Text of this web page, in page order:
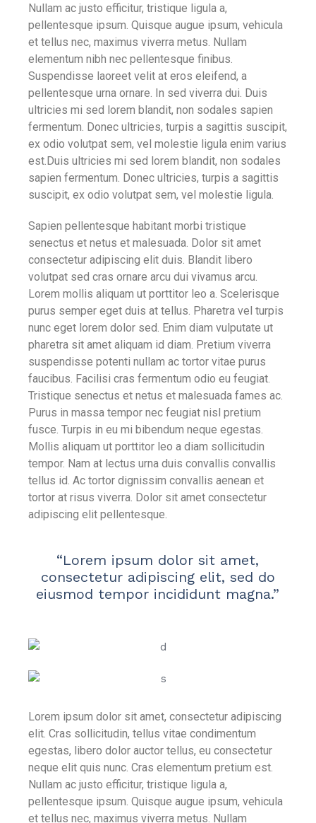
Nullam ac justo efficitur, tristique ligula a,
pellentesque ipsum. Quisque augue ipsum, vehicula
et tellus nec, maximus viverra metus. Nullam
elementum nibh nec pellentesque finibus.
Suspendisse laoreet velit at eros eleifend, a
pellentesque urna ornare. In sed viverra dui. Duis
ultricies mi sed lorem blandit, non sodales sapien
fermentum. Donec ultricies, turpis a sagittis suscipit,
ex odio volutpat sem, vel molestie ligula enim varius
est.Duis ultricies mi sed lorem blandit, non sodales
sapien fermentum. Donec ultricies, turpis a sagittis
suscipit, ex odio volutpat sem, vel molestie ligula.
Sapien pellentesque habitant morbi tristique
senectus et netus et malesuada. Dolor sit amet
consectetur adipiscing elit duis. Blandit libero
volutpat sed cras ornare arcu dui vivamus arcu.
Lorem mollis aliquam ut porttitor leo a. Scelerisque
purus semper eget duis at tellus. Pharetra vel turpis
nunc eget lorem dolor sed. Enim diam vulputate ut
pharetra sit amet aliquam id diam. Pretium viverra
suspendisse potenti nullam ac tortor vitae purus
faucibus. Facilisi cras fermentum odio eu feugiat.
Tristique senectus et netus et malesuada fames ac.
Purus in massa tempor nec feugiat nisl pretium
fusce. Turpis in eu mi bibendum neque egestas.
Mollis aliquam ut porttitor leo a diam sollicitudin
tempor. Nam at lectus urna duis convallis convallis
tellus id. Ac tortor dignissim convallis aenean et
tortor at risus viverra. Dolor sit amet consectetur
adipiscing elit pellentesque.
“Lorem ipsum dolor sit amet,
consectetur adipiscing elit, sed do
eiusmod tempor incididunt magna.”
Lorem ipsum dolor sit amet, consectetur adipiscing
elit. Cras sollicitudin, tellus vitae condimentum
egestas, libero dolor auctor tellus, eu consectetur
neque elit quis nunc. Cras elementum pretium est.
Nullam ac justo efficitur, tristique ligula a,
pellentesque ipsum. Quisque augue ipsum, vehicula
et tellus nec, maximus viverra metus. Nullam